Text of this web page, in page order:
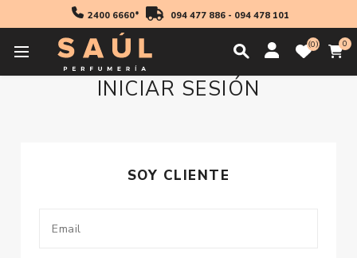
2400 6660* 094 477 886- 094 478 101
0 0
INICIAR SESIÓN
SOY CLIENTE